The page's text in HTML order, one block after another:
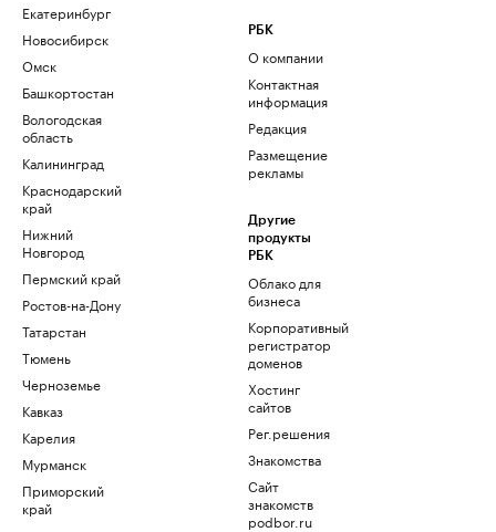
Екатеринбург
Новосибирск
Омск
Башкортостан
Вологодская
область
Калининград
Краснодарский
край
Нижний
Новгород
Пермский край
Ростов-на-Дону
Татарстан
Тюмень
Черноземье
Кавказ
Карелия
Мурманск
Приморский
край
РБК
О компании
Контактная
информация
Редакция
Размещение
рекламы
Другие
продукты
РБК
Облако для
бизнеса
Корпоративный
регистратор
доменов
Хостинг
сайтов
Рег.решения
Знакомства
Сайт
знакомств
podbor.ru